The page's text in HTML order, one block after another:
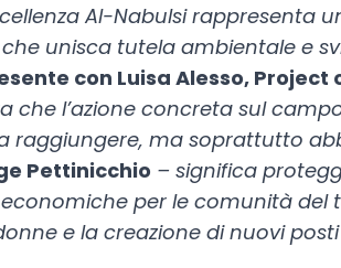
Al-Nabulsi
unisca tutela ambientale e
con Luisa Alesso,
che l’azione concreta sul
raggiungere, ma soprattutto
Pettinicchio – significa
per le comunità del
e la creazione di nuovi